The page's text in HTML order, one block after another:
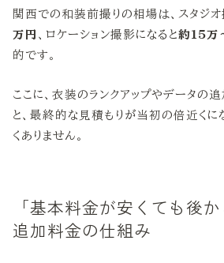
関西での和装前撮りの相場は、スタジ
万円 、ロケーション撮影になると約15万
的です。
ここに、衣装のランクアップやデータの
と、最終的な見積もりが当初の倍近くに
くありません。
「基本料金が安くても後か
追加料金の仕組み